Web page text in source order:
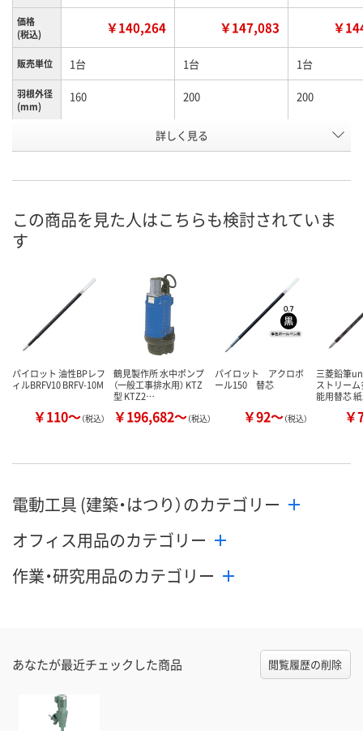
価格
(税込)
￥140,264 ￥147,083 ￥
販売単位 1台 1台 1台
羽根外径
(mm)
160 200 200
800
HE49057 P632564 P615171
在庫 直送品 直送品 直送品
お届け日
数量
カゴへ カゴへ カ
詳しく見る
この商品を見た人はこちらも検討されていま
す
パイロット 油性BPレフ
ィルBRFV10 BRFV-10M
￥110～（税込）
鶴見製作所 水中ポンプ
（一般工事排水用） KTZ
型 KTZ2…
￥196,682～（税込）
パイロット アクロボ
ール150 替芯
￥92～（税込）
三菱鉛筆
ストリーム
能用替芯
￥
電動工具 (建築・はつり）のカテゴリー
オフィス用品のカテゴリー
作業・研究用品のカテゴリー
あなたが最近チェックした商品 閲覧履歴の削除